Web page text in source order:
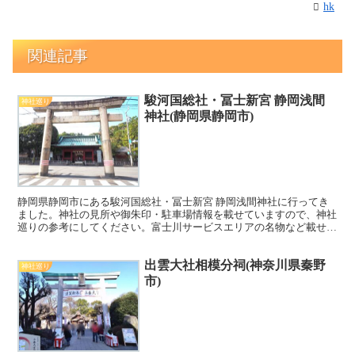
hk
関連記事
神社巡り
駿河国総社・冨士新宮 静岡浅間
神社(静岡県静岡市)
静岡県静岡市にある駿河国総社・冨士新宮 静岡浅間神社に行ってき
ました。神社の見所や御朱印・駐車場情報を載せていますので、神社
巡りの参考にしてください。富士川サービスエリアの名物など載せて
神社巡り
出雲大社相模分祠(神奈川県秦野
市)